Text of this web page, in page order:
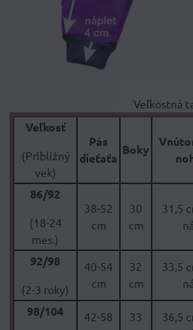
Veľkostná
Veľkosť
(Približný
vek)
Pás
dieťaťa
Boky
86/92
(18-24
mes.)
38-52
cm
30
cm
31,5
92/98
(2-3 roky)
40-54
cm
32
cm
33,5
98/104
42-58
33
36,5